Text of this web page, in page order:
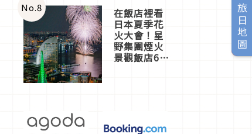
旅日地圖
No.8 在飯店裡看
日本夏季花
火大會！星
野集團煙火
景觀飯店6